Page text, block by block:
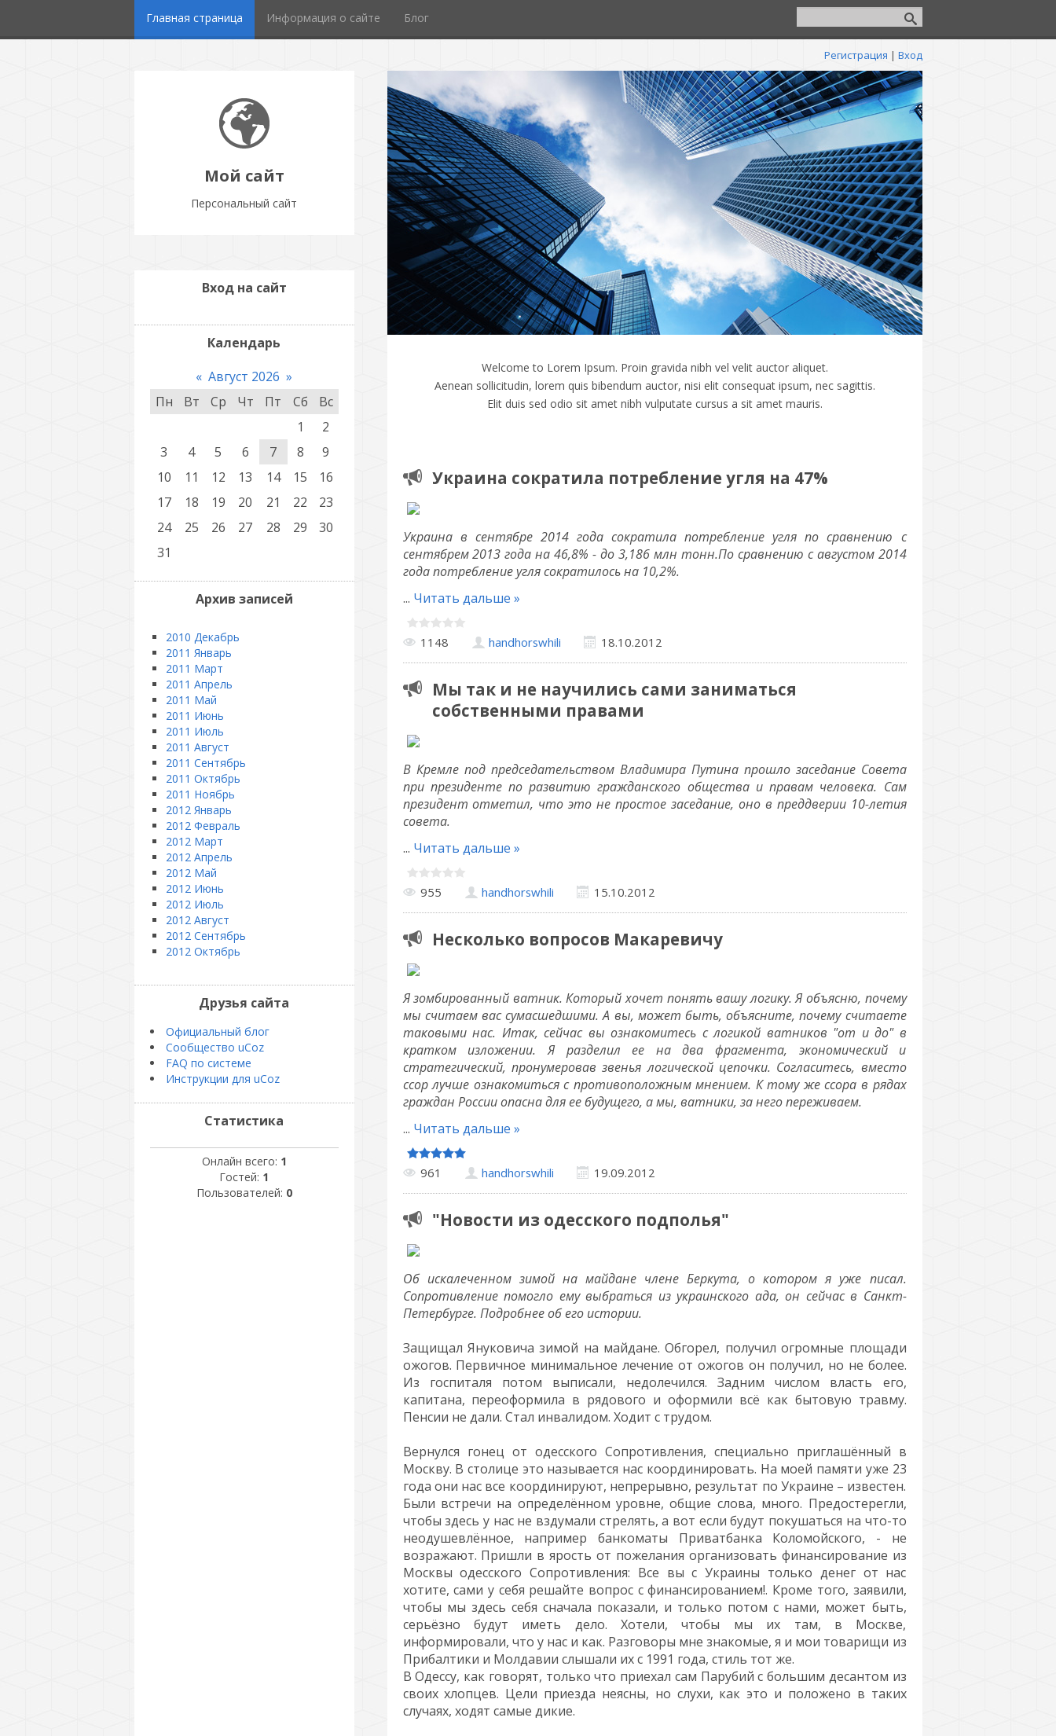
Главная страница Информация о сайте Блог
Регистрация | Вход
Мой сайт
Персональный сайт
Welcome to Lorem Ipsum. Proin gravida nibh vel velit auctor aliquet.
Aenean sollicitudin, lorem quis bibendum auctor, nisi elit consequat ipsum, nec sagittis.
Elit duis sed odio sit amet nibh vulputate cursus a sit amet mauris.
Украина сократила потребление угля на 47%
Украина в сентябре 2014 года сократила потребление угля по сравнению с
сентябрем 2013 года на 46,8% - до 3,186 млн тонн.По сравнению с августом 2014
года потребление угля сократилось на 10,2%.
... Читать дальше »
1148 handhorswhili 18.10.2012
Мы так и не научились сами заниматься
собственными правами
В Кремле под председательством Владимира Путина прошло заседание Совета
при президенте по развитию гражданского общества и правам человека. Сам
президент отметил, что это не простое заседание, оно в преддверии 10-летия
совета.
... Читать дальше »
955 handhorswhili 15.10.2012
Несколько вопросов Макаревичу
Я зомбированный ватник. Который хочет понять вашу логику. Я объясню, почему
мы считаем вас сумасшедшими. А вы, может быть, объясните, почему считаете
таковыми нас. Итак, сейчас вы ознакомитесь с логикой ватников "от и до" в
кратком изложении. Я разделил ее на два фрагмента, экономический и
стратегический, пронумеровав звенья логической цепочки. Согласитесь, вместо
ссор лучше ознакомиться с противоположным мнением. К тому же ссора в рядах
граждан России опасна для ее будущего, а мы, ватники, за него переживаем.
... Читать дальше »
961 handhorswhili 19.09.2012
"Новости из одесского подполья"
Об искалеченном зимой на майдане члене Беркута, о котором я уже писал.
Сопротивление помогло ему выбраться из украинского ада, он сейчас в Санкт-
Петербурге. Подробнее об его истории.
Защищал Януковича зимой на майдане. Обгорел, получил огромные площади
ожогов. Первичное минимальное лечение от ожогов он получил, но не более.
Из госпиталя потом выписали, недолечился. Задним числом власть его,
капитана, переоформила в рядового и оформили всё как бытовую травму.
Пенсии не дали. Стал инвалидом. Ходит с трудом.
Вернулся гонец от одесского Сопротивления, специально приглашённый в
Москву. В столице это называется нас координировать. На моей памяти уже 23
года они нас все координируют, непрерывно, результат по Украине – известен.
Были встречи на определённом уровне, общие слова, много. Предостерегли,
чтобы здесь у нас не вздумали стрелять, а вот если будут покушаться на что-то
неодушевлённое, например банкоматы Приватбанка Коломойского, - не
возражают. Пришли в ярость от пожелания организовать финансирование из
Москвы одесского Сопротивления: Все вы с Украины только денег от нас
хотите, сами у себя решайте вопрос с финансированием!. Кроме того, заявили,
чтобы мы здесь себя сначала показали, и только потом с нами, может быть,
серьёзно будут иметь дело. Хотели, чтобы мы их там, в Москве,
информировали, что у нас и как. Разговоры мне знакомые, я и мои товарищи из
Прибалтики и Молдавии слышали их с 1991 года, стиль тот же.
В Одессу, как говорят, только что приехал сам Парубий с большим десантом из
своих хлопцев. Цели приезда неясны, но слухи, как это и положено в таких
случаях, ходят самые дикие.
Вход на сайт
Календарь
« Август 2026 »
Пн
Вт Ср Чт Пт Сб
Вс
1
2
3
4 5 6 7 8
9
10
11 12 13 14 15
16
17
18 19 20 21 22
23
24
25 26 27 28 29
30
31
Архив записей
2010 Декабрь
2011 Январь
2011 Март
2011 Апрель
2011 Май
2011 Июнь
2011 Июль
2011 Август
2011 Сентябрь
2011 Октябрь
2011 Ноябрь
2012 Январь
2012 Февраль
2012 Март
2012 Апрель
2012 Май
2012 Июнь
2012 Июль
2012 Август
2012 Сентябрь
2012 Октябрь
Друзья сайта
Официальный блог
Сообщество uCoz
FAQ по системе
Инструкции для uCoz
Статистика
Онлайн всего: 1
Гостей: 1
Пользователей: 0